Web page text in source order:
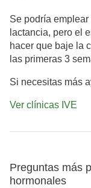
Se podría
lactancia, pero el
hacer que baje la
las primeras 3
Si necesitas más
Ver clínicas IVE
Preguntas más
hormonales